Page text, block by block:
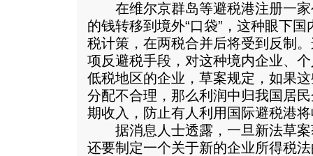
在维尔京群岛等避税港注册一家
的钱转移到境外“口袋”，这种眼下
税计策，在两税合并后将受到反制
项反避税手段，对这种境内企业、
低税地区的企业，草案规定，如果
分配不合理，那么利润中归我国居
期收入，防止有人利用国际避税港
据消息人士透露，一旦新法草案
还要制定一个关于新的企业所得税